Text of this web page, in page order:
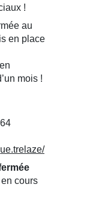
!
au
en place
mois !
cours